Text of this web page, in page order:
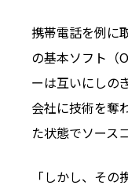
携帯電話を例に
の基本ソフト（
ーは互いにしの
会社に技術を奪
た状態でソース
「しかし、そ